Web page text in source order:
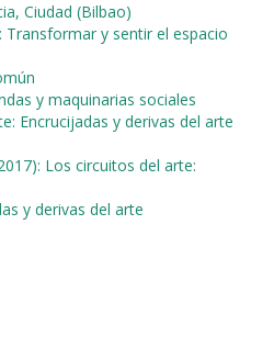
Ciudad (Bilbao)
Transformar y sentir el espacio
y maquinarias sociales
Encrucijadas y derivas del arte
Los circuitos del arte:
y derivas del arte